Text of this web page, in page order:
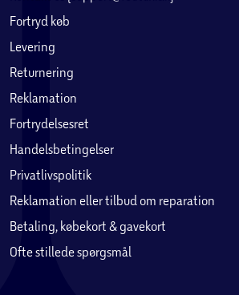
Fortryd køb
Levering
Returnering
Reklamation
Fortrydelsesret
Handelsbetingelser
Privatlivspolitik
Reklamation eller tilbud om reparation
Betaling, købekort & gavekort
Ofte stillede spørgsmål